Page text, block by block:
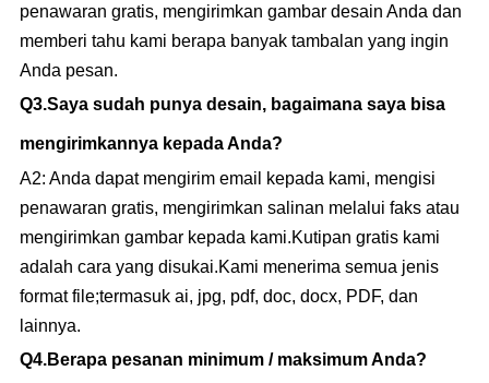
penawaran gratis, mengirimkan gambar desain Anda dan
memberi tahu kami berapa banyak tambalan yang ingin
Anda pesan.
Q3.Saya sudah punya desain, bagaimana saya bisa
mengirimkannya kepada Anda?
A2: Anda dapat mengirim email kepada kami, mengisi
penawaran gratis, mengirimkan salinan melalui faks atau
mengirimkan gambar kepada kami.Kutipan gratis kami
adalah cara yang disukai.Kami menerima semua jenis
format file;termasuk ai, jpg, pdf, doc, docx, PDF, dan
lainnya.
Q4.Berapa pesanan minimum / maksimum Anda?